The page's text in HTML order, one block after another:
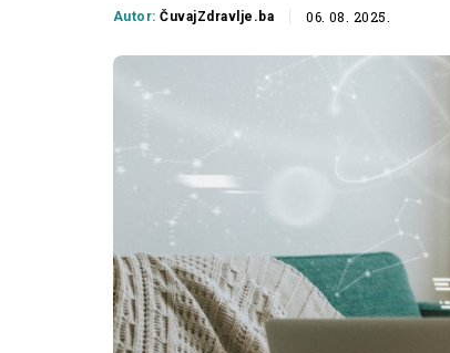
Autor:ČuvajZdravlje.ba 06. 08. 2025.